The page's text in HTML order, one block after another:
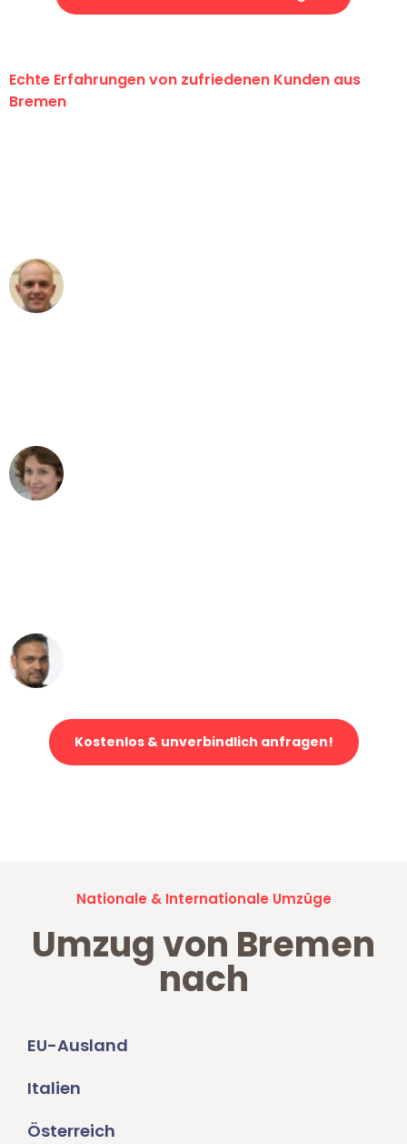
Echte Erfahrungen von zufriedenen Kunden aus
Bremen
Kostenlos & unverbindlich anfragen!
Nationale & Internationale Umzüge
Umzug von Bremen
nach
EU-Ausland
Italien
Österreich